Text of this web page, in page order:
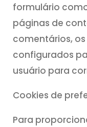
formulário
páginas de
comentários,
configurados
usuário para
Cookies de
Para